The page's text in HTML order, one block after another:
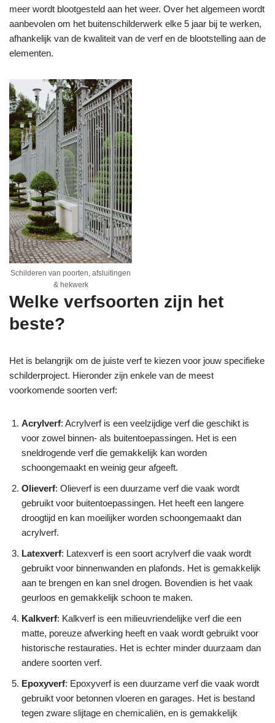
meer wordt blootgesteld aan het weer. Over het algemeen wordt
aanbevolen om het buitenschilderwerk elke 5 jaar bij te werken,
afhankelijk van de kwaliteit van de verf en de blootstelling aan de
elementen.
Schilderen van poorten, afsluitingen
& hekwerk
Welke verfsoorten zijn het
beste?
Het is belangrijk om de juiste verf te kiezen voor jouw specifieke
schilderproject. Hieronder zijn enkele van de meest
voorkomende soorten verf:
Acrylverf: Acrylverf is een veelzijdige verf die geschikt is
voor zowel binnen- als buitentoepassingen. Het is een
sneldrogende verf die gemakkelijk kan worden
schoongemaakt en weinig geur afgeeft.
Olieverf: Olieverf is een duurzame verf die vaak wordt
gebruikt voor buitentoepassingen. Het heeft een langere
droogtijd en kan moeilijker worden schoongemaakt dan
acrylverf.
Latexverf: Latexverf is een soort acrylverf die vaak wordt
gebruikt voor binnenwanden en plafonds. Het is gemakkelijk
aan te brengen en kan snel drogen. Bovendien is het vaak
geurloos en gemakkelijk schoon te maken.
Kalkverf: Kalkverf is een milieuvriendelijke verf die een
matte, poreuze afwerking heeft en vaak wordt gebruikt voor
historische restauraties. Het is echter minder duurzaam dan
andere soorten verf.
Epoxyverf: Epoxyverf is een duurzame verf die vaak wordt
gebruikt voor betonnen vloeren en garages. Het is bestand
tegen zware slijtage en chemicaliën, en is gemakkelijk